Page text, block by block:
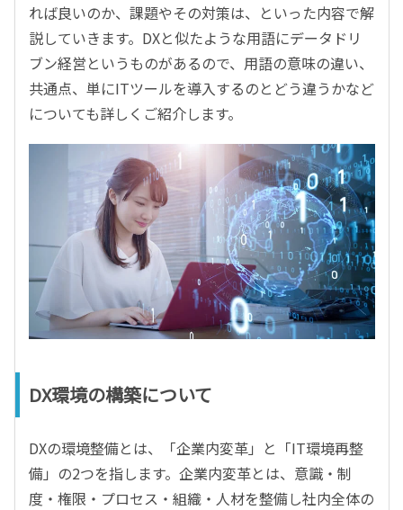
れば良いのか、課題やその対策は、といった内容で解
説していきます。DXと似たような用語にデータドリ
ブン経営というものがあるので、用語の意味の違い、
共通点、単にITツールを導入するのとどう違うかなど
についても詳しくご紹介します。
DX環境の構築について
DXの環境整備とは、「企業内変革」と「IT環境再整
備」の2つを指します。企業内変革とは、意識・制
度・権限・プロセス・組織・人材を整備し社内全体の